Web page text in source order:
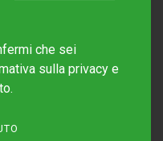
che sei
sulla privacy e